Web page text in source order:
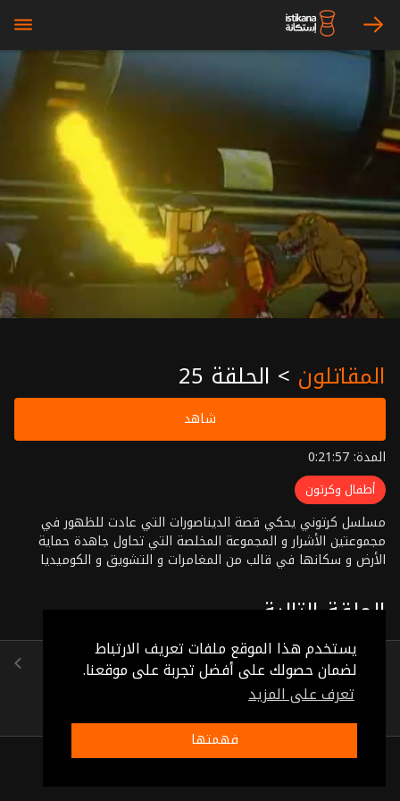
يستخدم هذا الموقع ملفات تعريف الارتباط
لضمان حصولك على أفضل تجربة على موقعنا.
تعرف على المزيد
فهمتها
arrow_right
bars
المقاتلون > الحلقة 25
شاهد
المدة: 0:21:57
أطفال وكرتون
مسلسل كرتوني يحكي قصة الديناصورات التي عادت للظهور في
مجموعتين الأشرار و المجموعة المخلصة التي تحاول جاهدة حماية
الأرض و سكانها في قالب من المغامرات و التشويق و الكوميديا
الحلقة التالية
الحلقة 26
(0:22:02)